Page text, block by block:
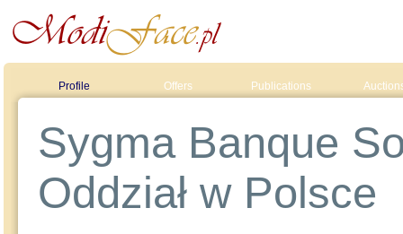
Profile Offers Publications
Sygma Banque
Oddział w Polsce